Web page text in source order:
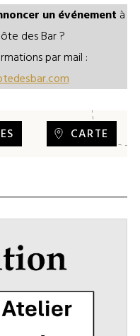
un événement à
des Bar ?
par mail :
CARTE